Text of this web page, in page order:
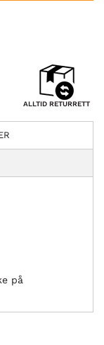
ALLTID RETURRETT
på